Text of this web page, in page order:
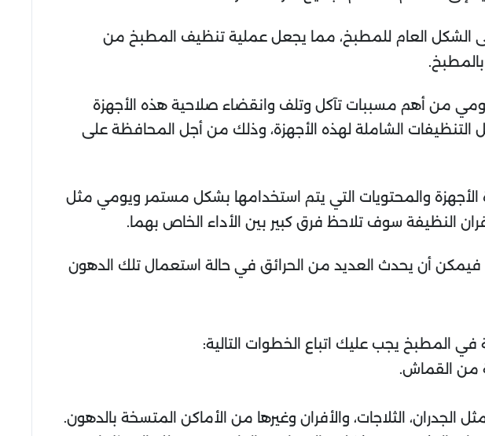
على الشكل العام للمطبخ، مما يجعل عملية تنظيف المطبخ من
يومي من أهم مسببات تآكل وتلف وانقضاء صلاحية هذه الأجهزة
الشاملة لهذه الأجهزة، وذلك من أجل المحافظة على
الأجهزة والمحتويات التي يتم استخدامها بشكل مستمر ويومي مثل
النظيفة سوف تلاحظ فرق كبير بين الأداء الخاص بهما.
أن يحدث العديد من الحرائق في حالة استعمال تلك الدهون
المطبخ يجب عليك اتباع الخطوات التالية:
من القماش.
الثلاجات، والأفران وغيرها من الأماكن المتسخة بالدهون.